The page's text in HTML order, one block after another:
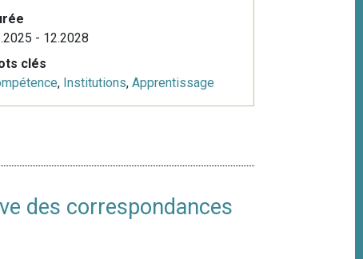
- 12.2028
clés
, Institutions, Apprentissage
des correspondances